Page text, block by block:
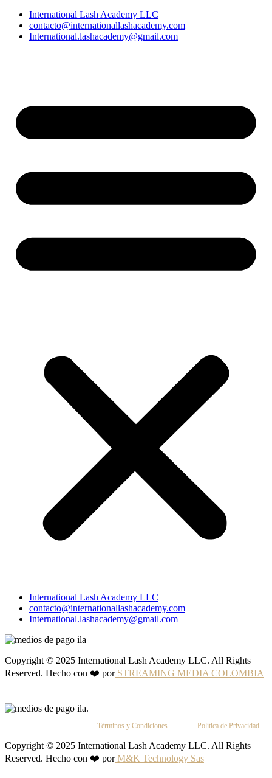
International Lash Academy LLC
contacto@internationallashacademy.com
International.lashacademy@gmail.com
International Lash Academy LLC
contacto@internationallashacademy.com
International.lashacademy@gmail.com
Copyright © 2025 International Lash Academy LLC. All Rights
Reserved. Hecho con ❤️ porSTREAMING MEDIA COLOMBIA
Términos y Condiciones Política de Privacidad
Copyright © 2025 International Lash Academy LLC. All Rights
Reserved. Hecho con ❤️ porM&K Technology Sas